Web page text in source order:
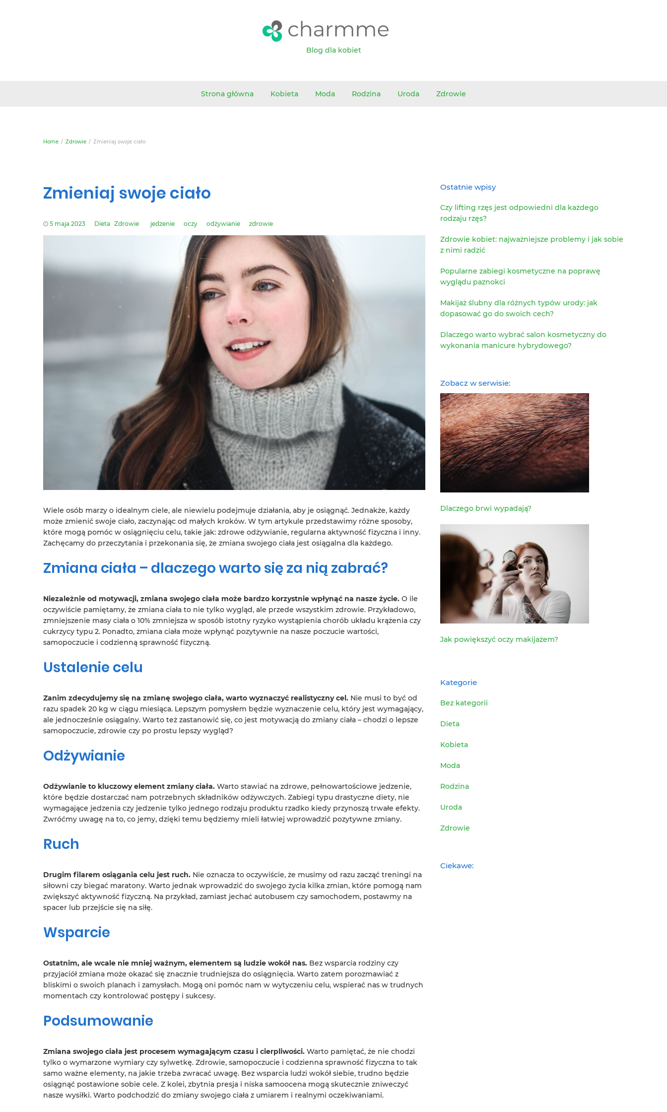
Blog dla kobiet
Strona główna Kobieta Moda Rodzina Uroda Zdrowie
Home Zdrowie Zmieniaj swoje ciało
Zmieniaj swoje ciało
5 maja 2023 Dieta Zdrowie jedzenie oczy odżywianie zdrowie
Wiele osób marzy o idealnym ciele, ale niewielu podejmuje działania, aby je osiągnąć. Jednakże, każdy
może zmienić swoje ciało, zaczynając od małych kroków. W tym artykule przedstawimy różne sposoby,
które mogą pomóc w osiągnięciu celu, takie jak: zdrowe odżywianie, regularna aktywność fizyczna i inny.
Zachęcamy do przeczytania i przekonania się, że zmiana swojego ciała jest osiągalna dla każdego.
Zmiana ciała – dlaczego warto się za nią zabrać?
Niezależnie od motywacji, zmiana swojego ciała może bardzo korzystnie wpłynąć na nasze życie. O ile
oczywiście pamiętamy, że zmiana ciała to nie tylko wygląd, ale przede wszystkim zdrowie. Przykładowo,
zmniejszenie masy ciała o 10% zmniejsza w sposób istotny ryzyko wystąpienia chorób układu krążenia czy
cukrzycy typu 2. Ponadto, zmiana ciała może wpłynąć pozytywnie na nasze poczucie wartości,
samopoczucie i codzienną sprawność fizyczną.
Ustalenie celu
Zanim zdecydujemy się na zmianę swojego ciała, warto wyznaczyć realistyczny cel. Nie musi to być od
razu spadek 20 kg w ciągu miesiąca. Lepszym pomysłem będzie wyznaczenie celu, który jest wymagający,
ale jednocześnie osiągalny. Warto też zastanowić się, co jest motywacją do zmiany ciała – chodzi o lepsze
samopoczucie, zdrowie czy po prostu lepszy wygląd?
Odżywianie
Odżywianie to kluczowy element zmiany ciała. Warto stawiać na zdrowe, pełnowartościowe jedzenie,
które będzie dostarczać nam potrzebnych składników odżywczych. Zabiegi typu drastyczne diety, nie
wymagające jedzenia czy jedzenie tylko jednego rodzaju produktu rzadko kiedy przynoszą trwałe efekty.
Zwróćmy uwagę na to, co jemy, dzięki temu będziemy mieli łatwiej wprowadzić pozytywne zmiany.
Ruch
Drugim filarem osiągania celu jest ruch. Nie oznacza to oczywiście, że musimy od razu zacząć treningi na
siłowni czy biegać maratony. Warto jednak wprowadzić do swojego życia kilka zmian, które pomogą nam
zwiększyć aktywność fizyczną. Na przykład, zamiast jechać autobusem czy samochodem, postawmy na
spacer lub przejście się na siłę.
Wsparcie
Ostatnim, ale wcale nie mniej ważnym, elementem są ludzie wokół nas. Bez wsparcia rodziny czy
przyjaciół zmiana może okazać się znacznie trudniejsza do osiągnięcia. Warto zatem porozmawiać z
bliskimi o swoich planach i zamysłach. Mogą oni pomóc nam w wytyczeniu celu, wspierać nas w trudnych
momentach czy kontrolować postępy i sukcesy.
Podsumowanie
Zmiana swojego ciała jest procesem wymagającym czasu i cierpliwości. Warto pamiętać, że nie chodzi
tylko o wymarzone wymiary czy sylwetkę. Zdrowie, samopoczucie i codzienna sprawność fizyczna to tak
samo ważne elementy, na jakie trzeba zwracać uwagę. Bez wsparcia ludzi wokół siebie, trudno będzie
osiągnąć postawione sobie cele. Z kolei, zbytnia presja i niska samoocena mogą skutecznie zniweczyć
nasze wysiłki. Warto podchodzić do zmiany swojego ciała z umiarem i realnymi oczekiwaniami.
Ostatnie wpisy
Czy lifting rzęs jest odpowiedni dla każdego
rodzaju rzęs?
Zdrowie kobiet: najważniejsze problemy i jak sobie
z nimi radzić
Popularne zabiegi kosmetyczne na poprawę
wyglądu paznokci
Makijaż ślubny dla różnych typów urody: jak
dopasować go do swoich cech?
Dlaczego warto wybrać salon kosmetyczny do
wykonania manicure hybrydowego?
Zobacz w serwisie:
Dlaczego brwi wypadają?
Jak powiększyć oczy makijażem?
Kategorie
Bez kategorii
Dieta
Kobieta
Moda
Rodzina
Uroda
Zdrowie
Ciekawe: